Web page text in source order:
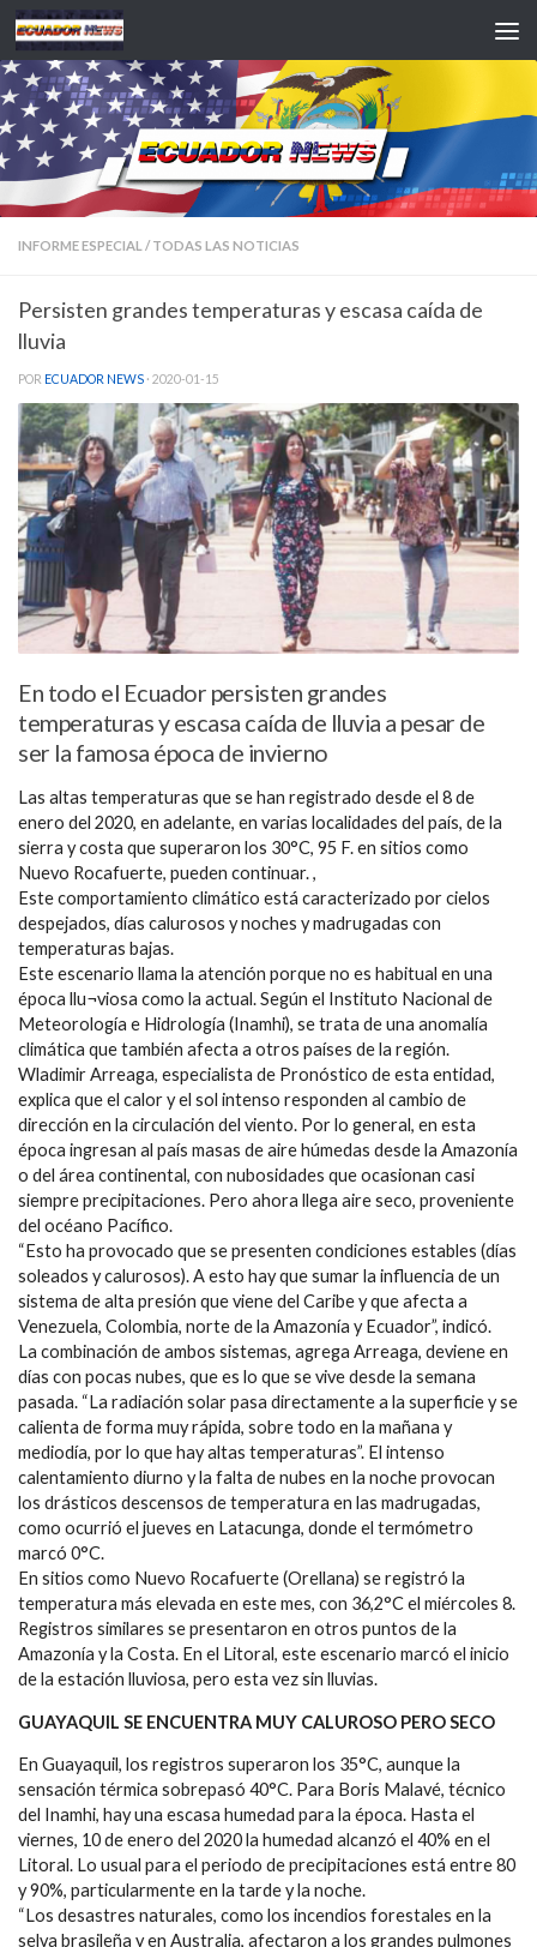
Saltar al contenido
INFORME ESPECIAL / TODAS LAS NOTICIAS
Persisten grandes temperaturas y escasa caída de
lluvia
POR ECUADOR NEWS · 2020-01-15
En todo el Ecuador persisten grandes
temperaturas y escasa caída de lluvia a pesar de
ser la famosa época de invierno
Las altas temperaturas que se han registrado desde el 8 de
enero del 2020, en adelante, en varias localidades del país, de la
sierra y costa que superaron los 30°C, 95 F. en sitios como
Nuevo Rocafuerte, pueden continuar. ,
Este comportamiento climático está caracterizado por cielos
despejados, días calurosos y noches y madrugadas con
temperaturas bajas.
Este escenario llama la atención porque no es habitual en una
época llu¬viosa como la actual. Según el Instituto Nacional de
Meteorología e Hidrología (Inamhi), se trata de una anomalía
climática que también afecta a otros países de la región.
Wladimir Arreaga, especialista de Pronóstico de esta entidad,
explica que el calor y el sol intenso responden al cambio de
dirección en la circulación del viento. Por lo general, en esta
época ingresan al país masas de aire húmedas desde la Amazonía
o del área continental, con nubosidades que ocasionan casi
siempre precipitaciones. Pero ahora llega aire seco, proveniente
del océano Pacífico.
“Esto ha provocado que se presenten condiciones estables (días
soleados y calurosos). A esto hay que sumar la influencia de un
sistema de alta presión que viene del Caribe y que afecta a
Venezuela, Colombia, norte de la Amazonía y Ecuador”, indicó.
La combinación de ambos sistemas, agrega Arreaga, deviene en
días con pocas nubes, que es lo que se vive desde la semana
pasada. “La radiación solar pasa directamente a la superficie y se
calienta de forma muy rápida, sobre todo en la mañana y
mediodía, por lo que hay altas temperaturas”. El intenso
calentamiento diurno y la falta de nubes en la noche provocan
los drásticos descensos de temperatura en las madrugadas,
como ocurrió el jueves en Latacunga, donde el termómetro
marcó 0°C.
En sitios como Nuevo Rocafuerte (Orellana) se registró la
temperatura más elevada en este mes, con 36,2°C el miércoles 8.
Registros similares se presentaron en otros puntos de la
Amazonía y la Costa. En el Litoral, este escenario marcó el inicio
de la estación lluviosa, pero esta vez sin lluvias.
GUAYAQUIL SE ENCUENTRA MUY CALUROSO PERO SECO
En Guayaquil, los registros superaron los 35°C, aunque la
sensación térmica sobrepasó 40°C. Para Boris Malavé, técnico
del Inamhi, hay una escasa humedad para la época. Hasta el
viernes, 10 de enero del 2020 la humedad alcanzó el 40% en el
Litoral. Lo usual para el periodo de precipitaciones está entre 80
y 90%, particularmente en la tarde y la noche.
“Los desastres naturales, como los incendios forestales en la
selva brasileña y en Australia, afectaron a los grandes pulmones